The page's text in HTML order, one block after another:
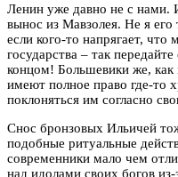
Ленин уже давно не с нами.
вынос из Мавзолея. Не я его
если кого-то напрягает, что
государства – так
концом! Большевики же, как
имеют полное право где-то
поклоняться им согласно
Снос бронзовых Ильичей
подобные ритуальные
современники мало чем
над идолами своих богов